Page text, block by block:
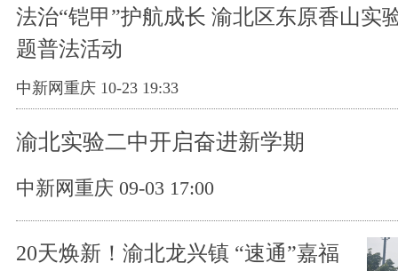
法治“铠甲”护航成长 渝北区东原香山实
题普法活动
中新网重庆 10-23 19:33
渝北实验二中开启奋进新学期
中新网重庆 09-03 17:00
20天焕新！渝北龙兴镇 “速通”嘉福